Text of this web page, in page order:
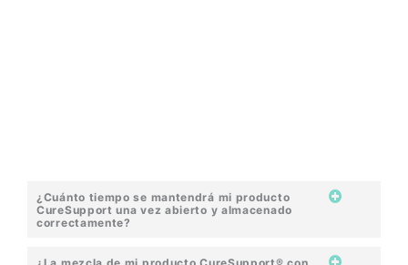
¿Cuánto tiempo se mantendrá mi producto
CureSupport una vez abierto y almacenado
correctamente?